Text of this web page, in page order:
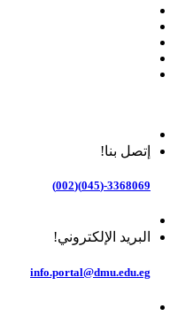
إتصل بنا!
3368069-(045)(002)
البريد الإلكتروني!
info.portal@dmu.edu.eg